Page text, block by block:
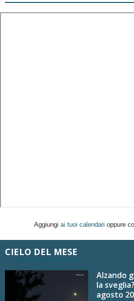
Aggiungi ai tuoi calendari oppure
CIELO DEL MESE
Alzando
la
agosto